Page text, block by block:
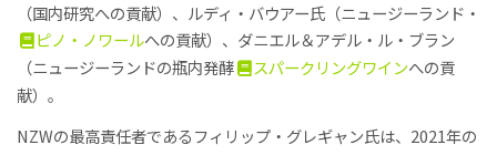
（国内研究への貢献）、ルディ・バウアー氏（ニュージーランド・
ピノ・ノワールへの貢献）、ダニエル＆アデル・ル・ブラン
（ニュージーランドの瓶内発酵
スパークリングワインへの貢
献）。
NZWの最高責任者であるフィリップ・グレギャン氏は、2021年の